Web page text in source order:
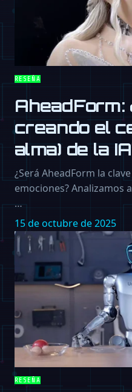
RESEÑA
AheadForm:
creando el
alma) de la
¿Será AheadForm la
emociones? Analizamos
…
15 de octubre de 2025
RESEÑA